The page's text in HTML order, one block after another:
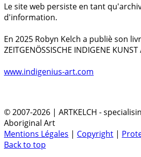
Le site web persiste en tant
d'information.
En 2025 Robyn Kelch a publiè son
ZEITGENÖSSISCHE INDIGENE KUNST
www.indigenius-art.com
© 2007-2026 | ARTKELCH -
Aboriginal Art
Mentions Légales | Copyright |
Back to top